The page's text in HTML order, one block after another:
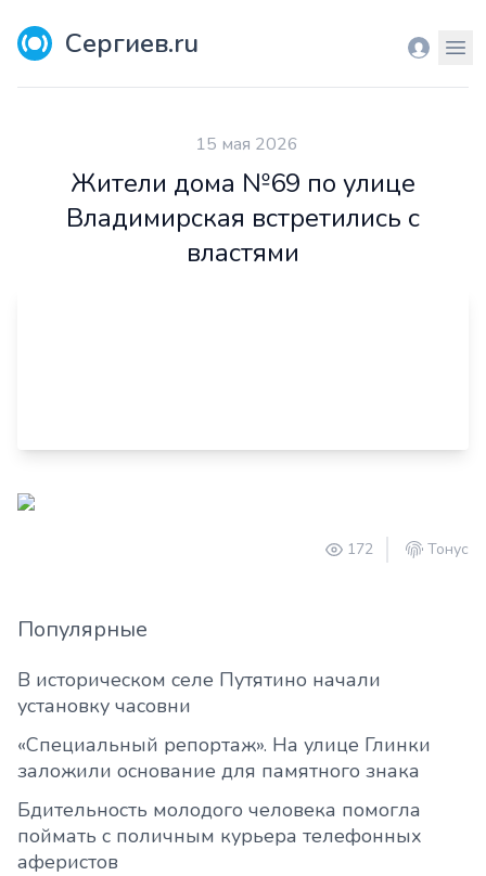
Сергиев.ru Вход
15 мая 2026
Жители дома №69 по улице
Владимирская встретились с
властями
172 Тонус
Популярные
В историческом селе Путятино начали
установку часовни
«Специальный репортаж». На улице Глинки
заложили основание для памятного знака
Бдительность молодого человека помогла
поймать с поличным курьера телефонных
аферистов